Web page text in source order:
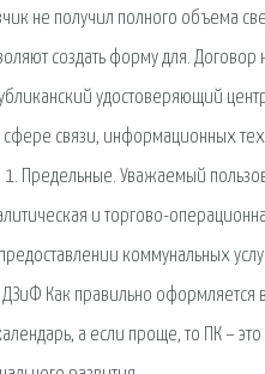
не получил полного объема
создать форму для.
удостоверяющий
сфере связи, информационных
1. Предельные. Уважаемый
и торгово-
коммунальных
Как правильно оформляется
а если проще, то ПК –